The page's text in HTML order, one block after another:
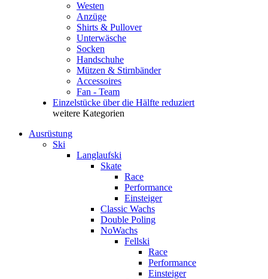
Westen
Anzüge
Shirts & Pullover
Unterwäsche
Socken
Handschuhe
Mützen & Stirnbänder
Accessoires
Fan - Team
Einzelstücke über die Hälfte reduziert
weitere Kategorien
Ausrüstung
Ski
Langlaufski
Skate
Race
Performance
Einsteiger
Classic Wachs
Double Poling
NoWachs
Fellski
Race
Performance
Einsteiger